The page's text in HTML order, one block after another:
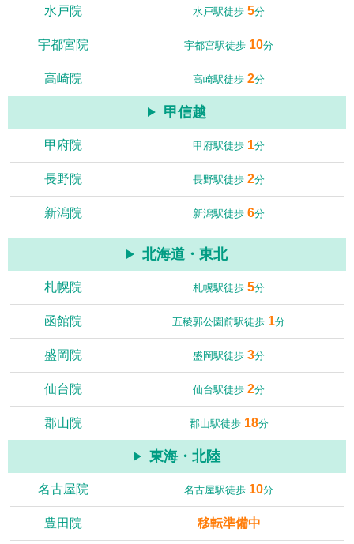
水戸院 水戸駅徒歩5分
宇都宮院 宇都宮駅徒歩 10分
高崎院 高崎駅徒歩2分
甲信越
甲府院 甲府駅徒歩 1分
長野院 長野駅徒歩2分
新潟院 新潟駅徒歩6分
北海道・東北
札幌院 札幌駅徒歩5分
函館院 五稜郭公園前駅徒歩 1分
盛岡院 盛岡駅徒歩3分
仙台院 仙台駅徒歩2分
郡山院 郡山駅徒歩 18分
東海・北陸
名古屋院 名古屋駅徒歩 10分
豊田院 移転準備中